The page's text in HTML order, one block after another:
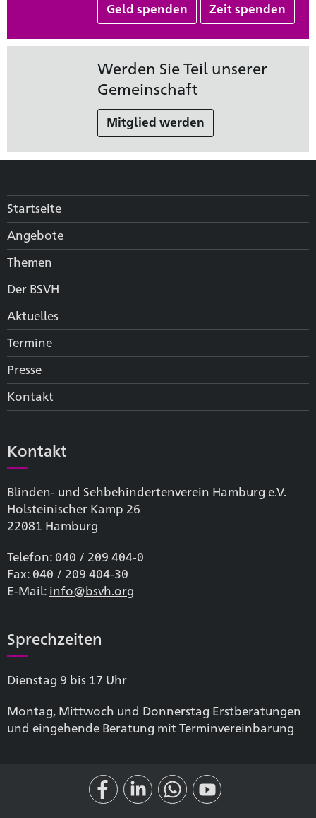
Geld spenden Zeit spenden
Werden Sie Teil unserer
Gemeinschaft
Mitglied werden
Startseite
Angebote
Themen
Der BSVH
Aktuelles
Termine
Presse
Kontakt
Kontakt
Blinden- und Sehbehinderten­verein Hamburg e.V.
Holsteinischer Kamp 26
22081 Hamburg
Telefon: 040 / 209 404-0
Fax: 040 / 209 404-30
E-Mail: info@bsvh.org
Sprechzeiten
Dienstag 9 bis 17 Uhr
Montag, Mittwoch und Donnerstag Erstberatungen
und eingehende Beratung mit Terminvereinbarung